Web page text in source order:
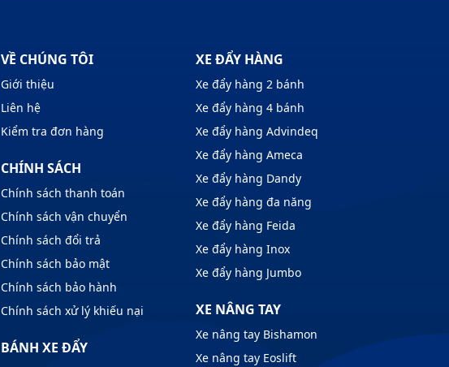
VỀ CHÚNG TÔI
Giới thiệu
Liên hệ
Kiểm tra đơn hàng
CHÍNH SÁCH
Chính sách thanh toán
Chính sách vận chuyển
Chính sách đổi trả
Chính sách bảo mật
Chính sách bảo hành
Chính sách xử lý khiếu nại
BÁNH XE ĐẨY
XE ĐẨY HÀNG
Xe đẩy hàng 2 bánh
Xe đẩy hàng 4 bánh
Xe đẩy hàng Advindeq
Xe đẩy hàng Ameca
Xe đẩy hàng Dandy
Xe đẩy hàng đa năng
Xe đẩy hàng Feida
Xe đẩy hàng Inox
Xe đẩy hàng Jumbo
XE NÂNG TAY
Xe nâng tay Bishamon
Xe nâng tay Eoslift